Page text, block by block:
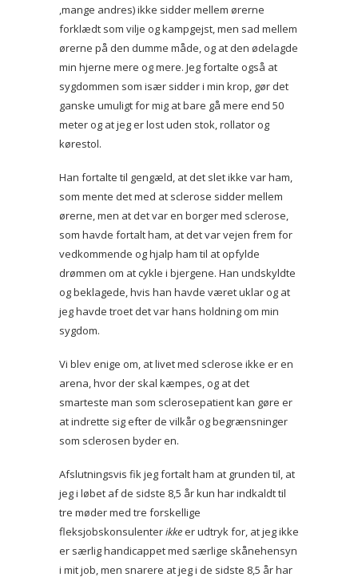
,mange andres) ikke sidder mellem ørerne
forklædt som vilje og kampgejst, men sad mellem
ørerne på den dumme måde, og at den ødelagde
min hjerne mere og mere. Jeg fortalte også at
sygdommen som især sidder i min krop, gør det
ganske umuligt for mig at bare gå mere end 50
meter og at jeg er lost uden stok, rollator og
kørestol.
Han fortalte til gengæld, at det slet ikke var ham,
som mente det med at sclerose sidder mellem
ørerne, men at det var en borger med sclerose,
som havde fortalt ham, at det var vejen frem for
vedkommende og hjalp ham til at opfylde
drømmen om at cykle i bjergene. Han undskyldte
og beklagede, hvis han havde været uklar og at
jeg havde troet det var hans holdning om min
sygdom.
Vi blev enige om, at livet med sclerose ikke er en
arena, hvor der skal kæmpes, og at det
smarteste man som sclerosepatient kan gøre er
at indrette sig efter de vilkår og begrænsninger
som sclerosen byder en.
Afslutningsvis fik jeg fortalt ham at grunden til, at
jeg i løbet af de sidste 8,5 år kun har indkaldt til
tre møder med tre forskellige
fleksjobskonsulenterikkeer udtryk for, at jeg ikke
er særlig handicappet med særlige skånehensyn
i mit job, men snarere at jeg i de sidste 8,5 år har